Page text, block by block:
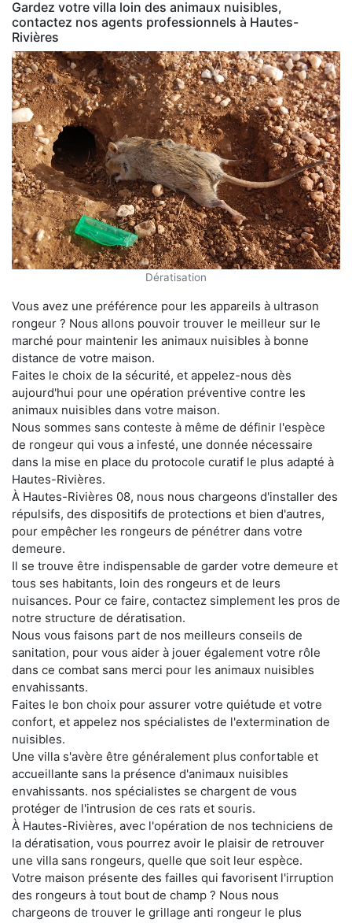
Gardez votre villa loin des animaux nuisibles,
contactez nos agents professionnels à Hautes-
Rivières
Dératisation
Vous avez une préférence pour les appareils à ultrason
rongeur ? Nous allons pouvoir trouver le meilleur sur le
marché pour maintenir les animaux nuisibles à bonne
distance de votre maison.
Faites le choix de la sécurité, et appelez-nous dès
aujourd'hui pour une opération préventive contre les
animaux nuisibles dans votre maison.
Nous sommes sans conteste à même de définir l'espèce
de rongeur qui vous a infesté, une donnée nécessaire
dans la mise en place du protocole curatif le plus adapté à
Hautes-Rivières.
À Hautes-Rivières 08, nous nous chargeons d'installer des
répulsifs, des dispositifs de protections et bien d'autres,
pour empêcher les rongeurs de pénétrer dans votre
demeure.
Il se trouve être indispensable de garder votre demeure et
tous ses habitants, loin des rongeurs et de leurs
nuisances. Pour ce faire, contactez simplement les pros de
notre structure de dératisation.
Nous vous faisons part de nos meilleurs conseils de
sanitation, pour vous aider à jouer également votre rôle
dans ce combat sans merci pour les animaux nuisibles
envahissants.
Faites le bon choix pour assurer votre quiétude et votre
confort, et appelez nos spécialistes de l'extermination de
nuisibles.
Une villa s'avère être généralement plus confortable et
accueillante sans la présence d'animaux nuisibles
envahissants. nos spécialistes se chargent de vous
protéger de l'intrusion de ces rats et souris.
À Hautes-Rivières, avec l'opération de nos techniciens de
la dératisation, vous pourrez avoir le plaisir de retrouver
une villa sans rongeurs, quelle que soit leur espèce.
Votre maison présente des failles qui favorisent l'irruption
des rongeurs à tout bout de champ ? Nous nous
chargeons de trouver le grillage anti rongeur le plus